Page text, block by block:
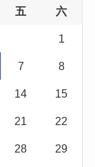
五 六
1
7 8
14 15
21 22
28 29